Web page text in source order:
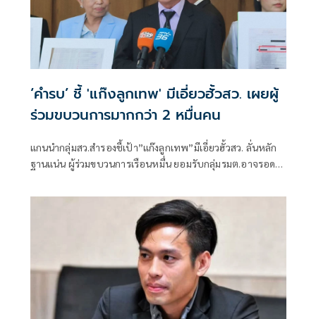
‘คำรบ’ ชี้ 'แก๊งลูกเทพ' มีเอี่ยวฮั้วสว. เผยผู้
ร่วมขบวนการมากกว่า 2 หมื่นคน
แกนนำกลุ่มสว.สำรองชี้เป้า”แก๊งลูกเทพ”มีเอี่ยวฮั้วสว. ลั่นหลัก
ฐานแน่น ผู้ร่วมขบวนการเรือนหมื่น ยอมรับกลุ่มรมต.อาจรอด
ส่งศาลฎีกาสอย 138 สว.โดนร้องเอาผิดติดคุก!